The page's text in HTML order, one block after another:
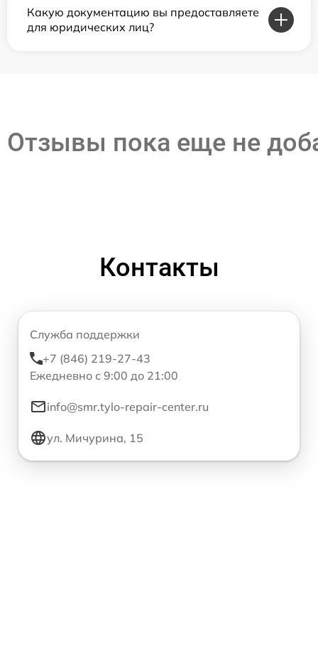
Какую документацию вы предоставляете
для юридических лиц?
Отзывы пока еще не
Контакты
Служба поддержки
+7 (846) 219-27-43
Ежедневно с 9:00 до 21:00
info@smr.tylo-repair-center.ru
ул. Мичурина, 15